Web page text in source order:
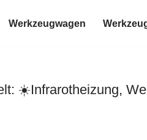
Werkzeugwagen
☀️Infrarotheizung,